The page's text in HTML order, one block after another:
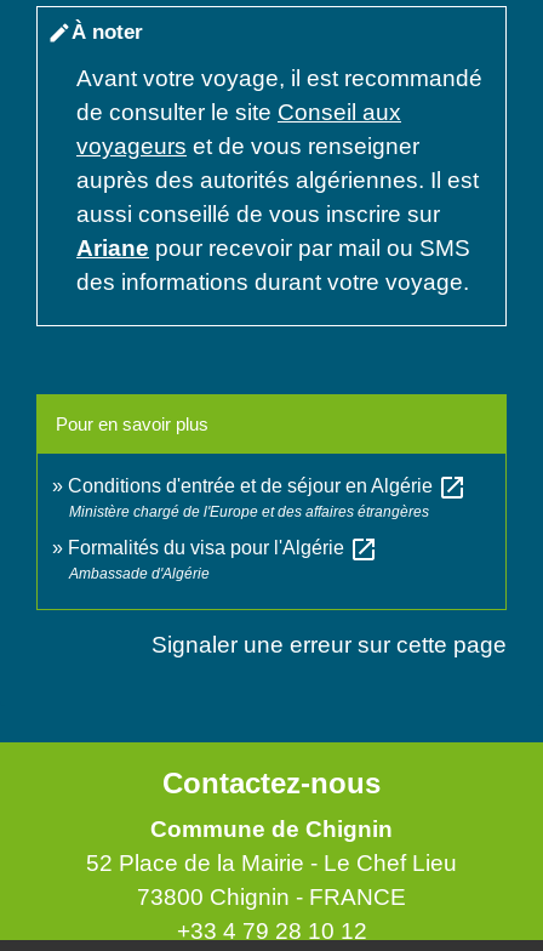
editÀ noter
Avant votre voyage, il est recommandé
de consulter le site Conseil aux
voyageurs et de vous renseigner
auprès des autorités algériennes. Il est
aussi conseillé de vous inscrire sur
Ariane pour recevoir par mail ou SMS
des informations durant votre voyage.
Pour en savoir plus
Conditions d'entrée et de séjour en Algérie open_in_new
Ministère chargé de l'Europe et des affaires étrangères
Formalités du visa pour l'Algérie open_in_new
Ambassade d'Algérie
Signaler une erreur sur cette page
Contactez-nous
Commune de Chignin
52 Place de la Mairie - Le Chef Lieu
73800 Chignin - FRANCE
+33 4 79 28 10 12